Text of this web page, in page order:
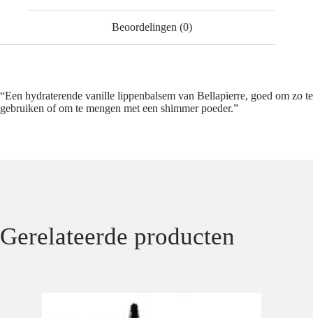
Beoordelingen (0)
“Een hydraterende vanille lippenbalsem van Bellapierre, goed om zo te
gebruiken of om te mengen met een shimmer poeder.”
Gerelateerde producten